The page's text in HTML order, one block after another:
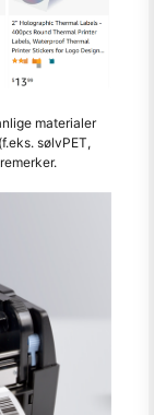
materialer
sølvPET,